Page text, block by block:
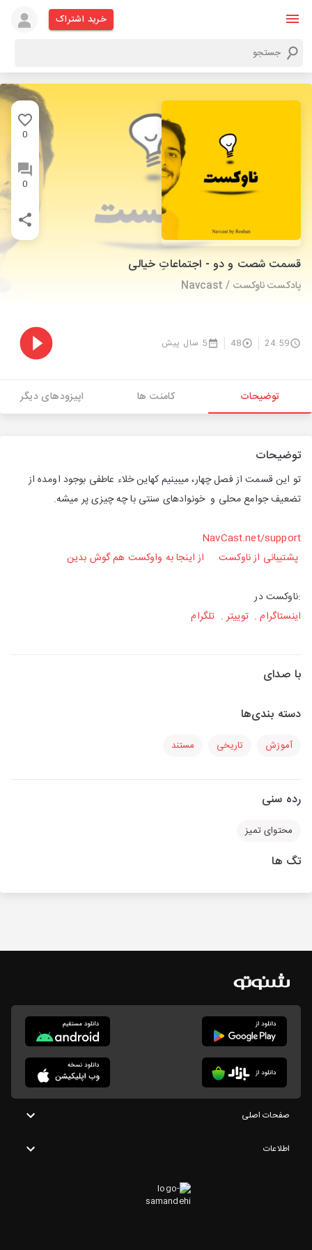
خرید اشتراک
0
0
قسمت شصت و دو - اجتماعاتِ خیالی
پادکست ناوکست / Navcast
24:59
48 5 سال پیش
توضیحات کامنت ها اپیزودهای دیگر
توضیحات
تو این قسمت از فصل چهار، میبینیم کهاین خلاء عاطفی بوجود اومده از
تضعیف جوامع محلی و خونوادهای سنتی با چه چیزی پر میشه.
NavCast.net/support
پشتیبانی از ناوکست
از اینجا به واوکست هم گوش بدین
:ناوکست در
اینستاگرام.توییتر. تلگرام
با صدای
دسته بندی‌ها
آموزش تاریخی مستند
رده سنی
محتوای تمیز
تگ ها
صفحات اصلی
اطلاعات